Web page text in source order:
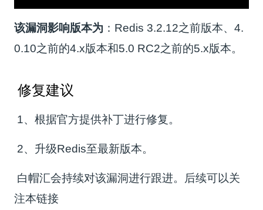
该漏洞影响版本为 ：Redis 3.2.12之前版本、4.
0.10之前的4.x版本和5.0 RC2之前的5.x版本。
修复建议
1、根据官方提供补丁进行修复。
2、升级Redis至最新版本。
白帽汇会持续对该漏洞进行跟进。后续可以关
注本链接